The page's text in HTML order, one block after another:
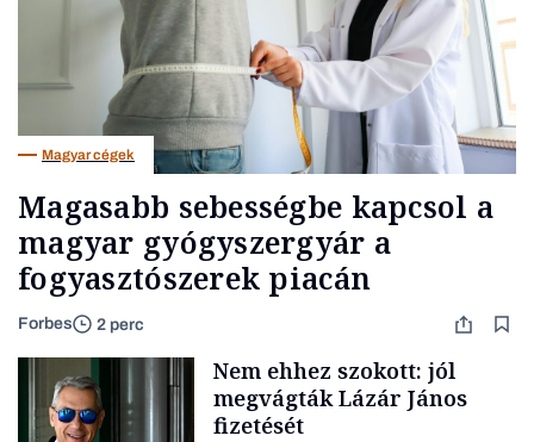
Magyar cégek
Magasabb sebességbe kapcsol a
magyar gyógyszergyár a
fogyasztószerek piacán
Forbes 2 perc
Nem ehhez szokott: jól
megvágták Lázár János
fizetését